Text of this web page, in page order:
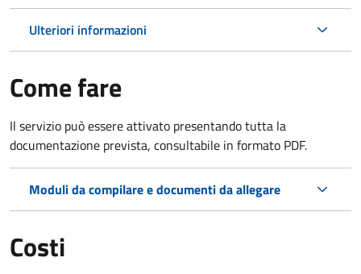
Ulteriori informazioni
Come fare
Il servizio può essere attivato presentando tutta la
documentazione prevista, consultabile in formato PDF.
Moduli da compilare e documenti da allegare
Costi